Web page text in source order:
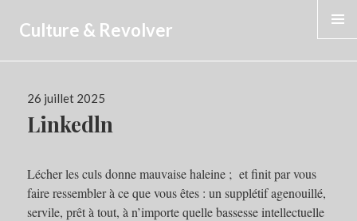
Culture & Revolver
Publié
le
26 juillet 2025
Linkedln
Lécher les culs donne mauvaise haleine ; et finit par vous
faire ressembler à ce que vous êtes : un supplétif agenouillé,
servile, prêt à tout, à n’importe quelle bassesse intellectuelle